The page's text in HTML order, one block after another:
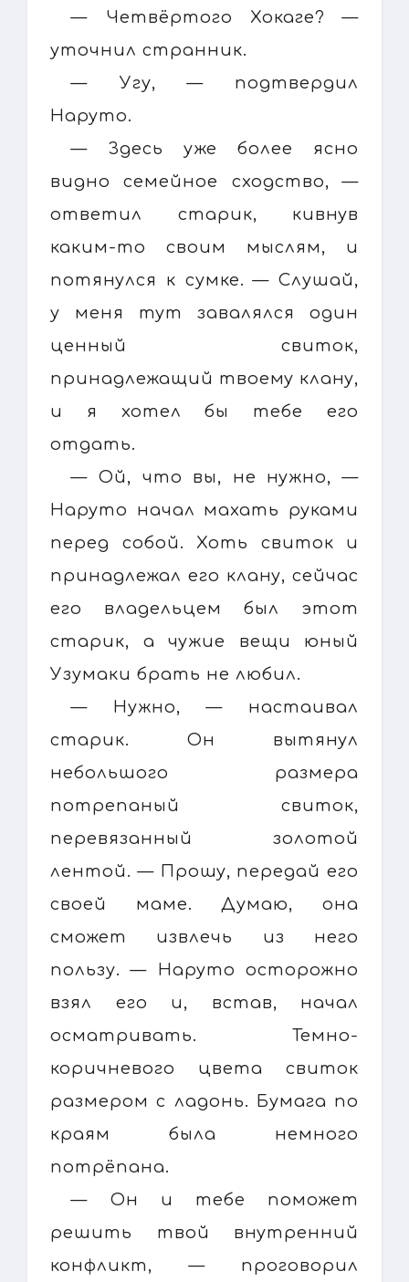
— Четвёртого Хокаге? —
уточнил странник.
— Угу, — подтвердил
Наруто.
— Здесь уже более ясно
видно семейное сходство, —
ответил старик, кивнув
каким-то своим мыслям, и
потянулся к сумке. — Слушай,
у меня тут завалялся один
ценный свиток,
принадлежащий твоему клану,
и я хотел бы тебе его
отдать.
— Ой, что вы, не нужно, —
Наруто начал махать руками
перед собой. Хоть свиток и
принадлежал его клану, сейчас
его владельцем был этот
старик, а чужие вещи юный
Узумаки брать не любил.
— Нужно, — настаивал
старик. Он вытянул
небольшого размера
потрепаный свиток,
перевязанный золотой
лентой. — Прошу, передай его
своей маме. Думаю, она
сможет извлечь из него
пользу. — Наруто осторожно
взял его и, встав, начал
осматривать. Темно-
коричневого цвета свиток
размером с ладонь. Бумага по
краям была немного
потрёпана.
— Он и тебе поможет
решить твой внутренний
конфликт, — проговорил